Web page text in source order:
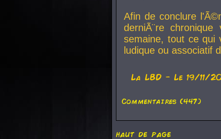
Afin de conclure
derniÃ¨re
semaine, tout ce qui
ludique ou associatif
La LBD - Le 19/11/
Commentaires (447)
haut de page